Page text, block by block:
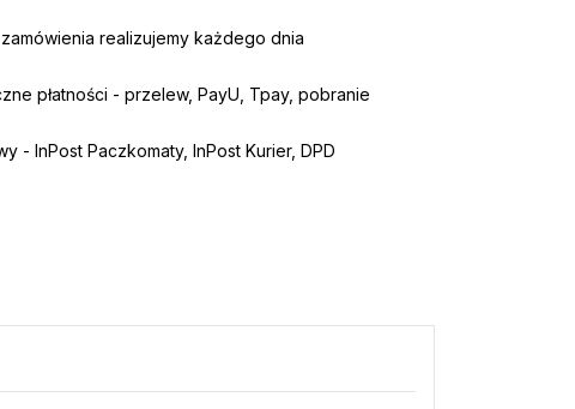
realizujemy każdego dnia
płatności - przelew, PayU, Tpay, pobranie
- InPost Paczkomaty, InPost Kurier, DPD